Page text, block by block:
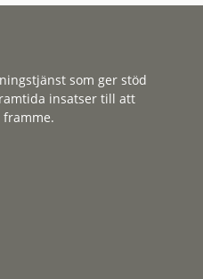
som ger stöd
insatser till att